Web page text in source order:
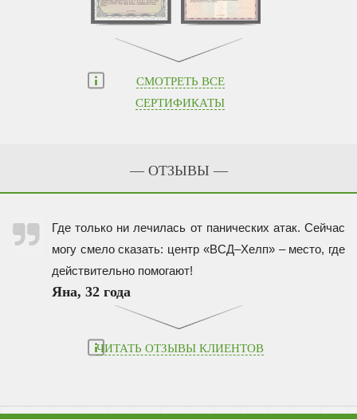
СМОТРЕТЬ ВСЕ
СЕРТИФИКАТЫ
— ОТЗЫВЫ —
Где только ни лечилась от панических атак. Сейчас
могу смело сказать: центр «ВСД–Хелп» – место, где
действительно помогают!
Яна, 32 года
ЧИТАТЬ ОТЗЫВЫ КЛИЕНТОВ